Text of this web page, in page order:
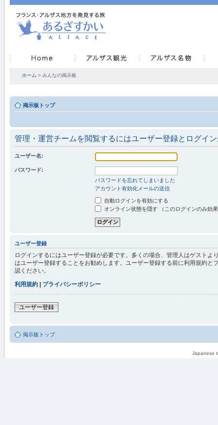
ホーム > みんなの掲示板
掲示板トップ
管理・運営チームを閲覧するにはユーザー登録とログイ
ユーザー名:
パスワード:
パスワードを忘れてしまいました
アカウント有効化メールの送信
自動ログインを有効にする
オンライン状態を隠す （このログインのみ効
ユーザー登録
ログインするにはユーザー登録が必要です。多くの場合、管理人はゲスト
はユーザー登録することをお勧めします。ユーザー登録する前に利用規約
認ください。
利用規約 | プライバシーポリシー
ユーザー登録
掲示板トップ
Japanese